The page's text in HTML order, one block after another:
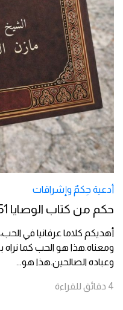
أدعية حِكمٌ وإشراقات
حكم من كتاب الوصايا 51/ 58
أهديكم كلاما عرفانيا في
ومعناه.هذا هو الحب كما نراه
وعباده الصالحين.هذا هو...
4 دقائق للقراءة